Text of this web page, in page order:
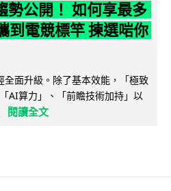
公開！ 如何享最多
電競標竿 揀選啱你
面升級。除了基本效能，「極致
AI算力」、「前瞻技術加持」以
閱讀全文